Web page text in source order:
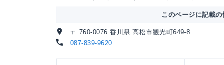
このページに記載の
〒 760-0076 香川県 高松市観光町649-8
087-839-9620